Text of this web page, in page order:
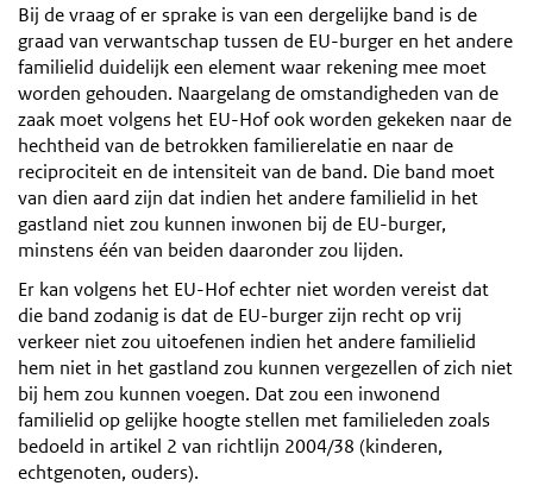
Bij de vraag of er sprake is van een dergelijke band is de
graad van verwantschap tussen de EU-burger en het andere
familielid duidelijk een element waar rekening mee moet
worden gehouden. Naargelang de omstandigheden van de
zaak moet volgens het EU-Hof ook worden gekeken naar de
hechtheid van de betrokken familierelatie en naar de
reciprociteit en de intensiteit van de band. Die band moet
van dien aard zijn dat indien het andere familielid in het
gastland niet zou kunnen inwonen bij de EU-burger,
minstens één van beiden daaronder zou lijden.
Er kan volgens het EU-Hof echter niet worden vereist dat
die band zodanig is dat de EU-burger zijn recht op vrij
verkeer niet zou uitoefenen indien het andere familielid
hem niet in het gastland zou kunnen vergezellen of zich niet
bij hem zou kunnen voegen. Dat zou een inwonend
familielid op gelijke hoogte stellen met familieleden zoals
bedoeld in artikel 2 van richtlijn 2004/38 (kinderen,
echtgenoten, ouders).